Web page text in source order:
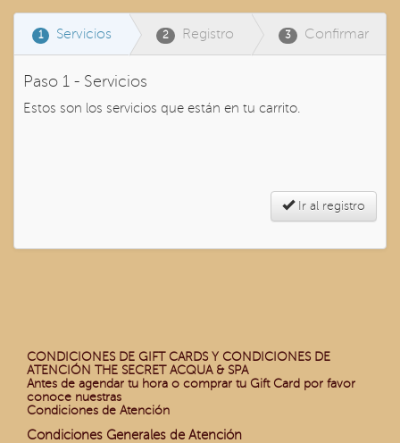
1 Servicios 2 Registro 3 Confirmar
Paso 1 - Servicios
Estos son los servicios que están en tu carrito.
Ir al registro
CONDICIONES DE GIFT CARDS Y CONDICIONES DE
ATENCIÓN THE SECRET ACQUA & SPA
Antes de agendar tu hora o comprar tu Gift Card por favor
conoce nuestras
Condiciones de Atención
Condiciones Generales de Atención